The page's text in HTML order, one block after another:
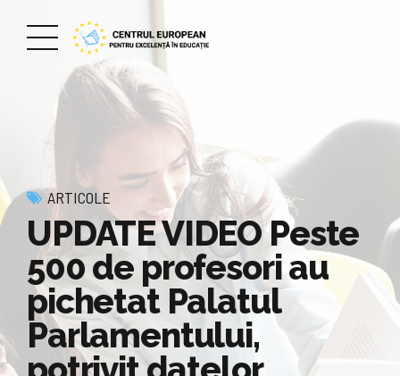
ARTICOLE
UPDATE VIDEO Peste
500 de profesori au
pichetat Palatul
Parlamentului,